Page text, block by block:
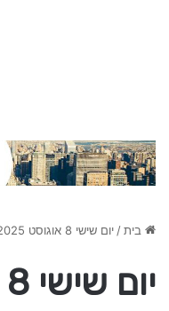
בית/יום שישי 8 אוגוסט 2025 – כל העדכונים הפיננסיים